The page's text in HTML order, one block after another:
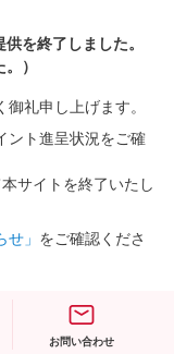
を終了しました。
）
礼申し上げます。
ント進呈状況をご確
サイトを終了いたし
」 をご確認くださ
お問い合わせ